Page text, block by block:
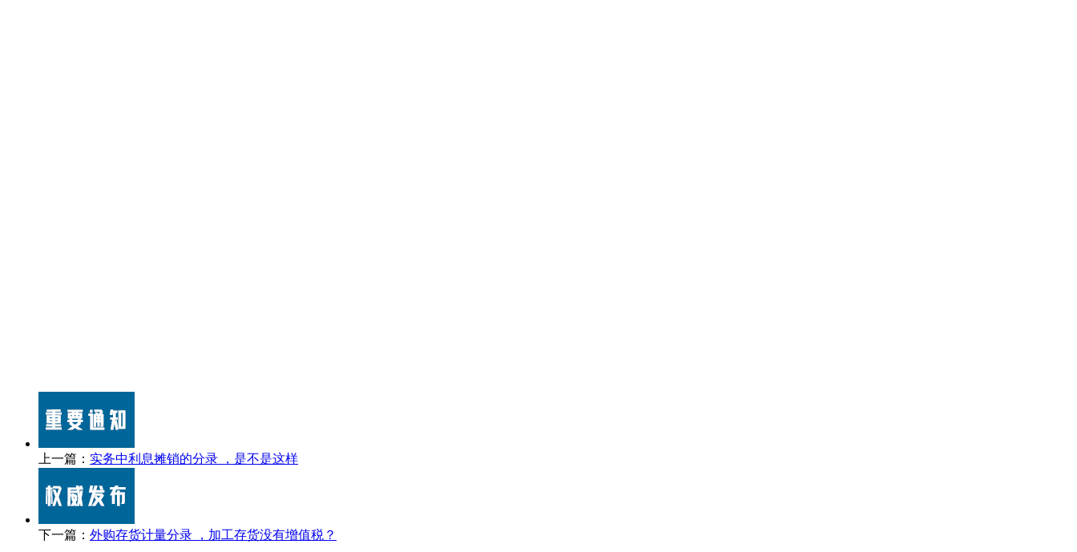
上一篇： 实务中利息摊销的分录 ，是不是这样
下一篇： 外购存货计量分录 ，加工存货没有增值税？